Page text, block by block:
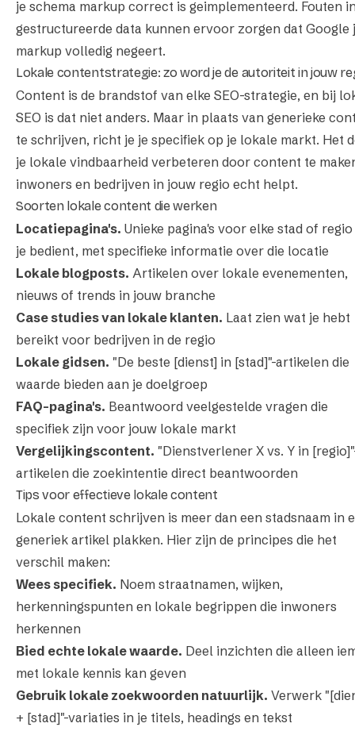
je schema markup correct is geimplementeerd. Fouten
gestructureerde data kunnen ervoor zorgen dat Google
markup volledig negeert.
Lokale contentstrategie: zo word je de autoriteit in jouw
Content is de brandstof van elke SEO-strategie, en bij
SEO is dat niet anders. Maar in plaats van generieke
te schrijven, richt je je specifiek op je lokale markt. Het
je lokale vindbaarheid verbeteren door content te
inwoners en bedrijven in jouw regio echt helpt.
Soorten lokale content die werken
Locatiepagina's. Unieke pagina's voor elke stad of regio
je bedient, met specifieke informatie over die locatie
Lokale blogposts. Artikelen over lokale evenementen,
nieuws of trends in jouw branche
Case studies van lokale klanten. Laat zien wat je hebt
bereikt voor bedrijven in de regio
Lokale gidsen. "De beste [dienst] in [stad]"-artikelen die
waarde bieden aan je doelgroep
FAQ-pagina's. Beantwoord veelgestelde vragen die
specifiek zijn voor jouw lokale markt
Vergelijkingscontent. "Dienstverlener X vs. Y in
artikelen die zoekintentie direct beantwoorden
Tips voor effectieve lokale content
Lokale content schrijven is meer dan een stadsnaam in
generiek artikel plakken. Hier zijn de principes die het
verschil maken:
Wees specifiek. Noem straatnamen, wijken,
herkenningspunten en lokale begrippen die inwoners
herkennen
Bied echte lokale waarde. Deel inzichten die alleen
met lokale kennis kan geven
Gebruik lokale zoekwoorden natuurlijk. Verwerk
+ [stad]"-variaties in je titels, headings en tekst